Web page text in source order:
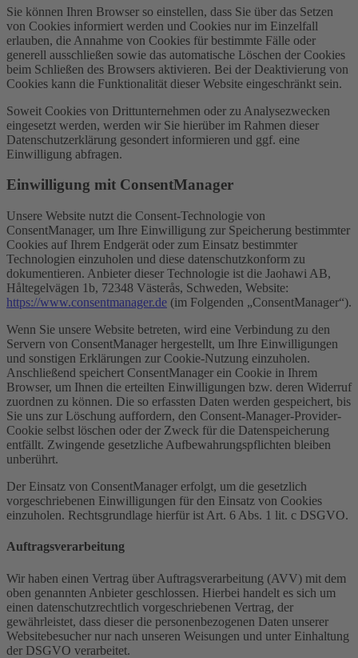
Sie können Ihren Browser so einstellen, dass Sie über das Setzen
von Cookies informiert werden und Cookies nur im Einzelfall
erlauben, die Annahme von Cookies für bestimmte Fälle oder
generell ausschließen sowie das automatische Löschen der Cookies
beim Schließen des Browsers aktivieren. Bei der Deaktivierung von
Cookies kann die Funktionalität dieser Website eingeschränkt sein.
Soweit Cookies von Drittunternehmen oder zu Analysezwecken
eingesetzt werden, werden wir Sie hierüber im Rahmen dieser
Datenschutzerklärung gesondert informieren und ggf. eine
Einwilligung abfragen.
Einwilligung mit ConsentManager
Unsere Website nutzt die Consent-Technologie von
ConsentManager, um Ihre Einwilligung zur Speicherung bestimmter
Cookies auf Ihrem Endgerät oder zum Einsatz bestimmter
Technologien einzuholen und diese datenschutzkonform zu
dokumentieren. Anbieter dieser Technologie ist die Jaohawi AB,
Håltegelvägen 1b, 72348 Västerås, Schweden, Website:
https://www.consentmanager.de (im Folgenden „ConsentManager“).
Wenn Sie unsere Website betreten, wird eine Verbindung zu den
Servern von ConsentManager hergestellt, um Ihre Einwilligungen
und sonstigen Erklärungen zur Cookie-Nutzung einzuholen.
Anschließend speichert ConsentManager ein Cookie in Ihrem
Browser, um Ihnen die erteilten Einwilligungen bzw. deren Widerruf
zuordnen zu können. Die so erfassten Daten werden gespeichert, bis
Sie uns zur Löschung auffordern, den Consent-Manager-Provider-
Cookie selbst löschen oder der Zweck für die Datenspeicherung
entfällt. Zwingende gesetzliche Aufbewahrungspflichten bleiben
unberührt.
Der Einsatz von ConsentManager erfolgt, um die gesetzlich
vorgeschriebenen Einwilligungen für den Einsatz von Cookies
einzuholen. Rechtsgrundlage hierfür ist Art. 6 Abs. 1 lit. c DSGVO.
Auftragsverarbeitung
Wir haben einen Vertrag über Auftragsverarbeitung (AVV) mit dem
oben genannten Anbieter geschlossen. Hierbei handelt es sich um
einen datenschutzrechtlich vorgeschriebenen Vertrag, der
gewährleistet, dass dieser die personenbezogenen Daten unserer
Websitebesucher nur nach unseren Weisungen und unter Einhaltung
der DSGVO verarbeitet.